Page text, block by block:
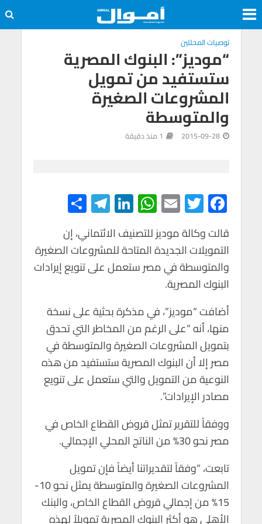
توصيات المحللين
“موديز”: البنوك المصرية
ستستفيد من تمويل
المشروعات الصغيرة
والمتوسطة
2015-09-28 1 منذ دقيقة
F
ac
e
b
o
o
k
T
wi
tt
er
E
m
ail
W
h
at
s
A
p
Li
n
ke
dI
n
Te
le
gr
a
m
h
ar
e
قالت وكالة موديز للتصنيف الائتماني، إن
التمويلات الجديدة المتاحة للمشروعات الصغيرة
والمتوسطة في مصر ستعمل على تنويع إيرادات
البنوك المصرية.
أضافت “موديز”، في مذكرة بحثية على نسخة
منها، أنه “على الرغم من المخاطر التي تحدق
بتمويل المشروعات الصغيرة والمتوسطة في
مصر إلا أن البنوك المصرية ستستفيد من هذه
النوعية من التمويل والتي ستعمل على تنويع
مصادر الإيرادات”.
ووفقاً للتقرير تمثل قروض القطاع الخاص في
مصر نحو 30% من الناتج المحلي الإجمالي.
تابعت، “وفقاً لتقديراتنا أيضاً فإن تمويل
المشروعات الصغيرة والمتوسطة يمثل نحو 10-
15% من إجمالي قروض القطاع الخاص، والبنك
الأهلي هو أكثر البنوك المصرية تمويلاً لهذه